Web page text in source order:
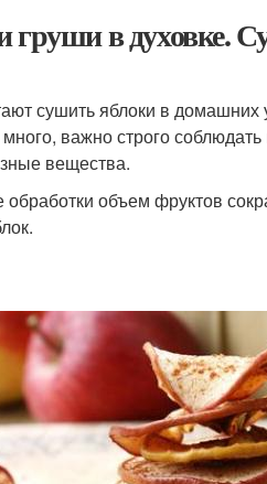
груши в духовке.
сушить яблоки в
важно строго
вещества.
объем фруктов